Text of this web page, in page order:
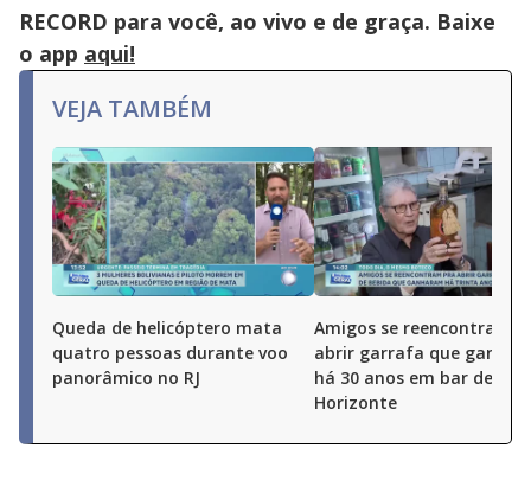
RECORD para você, ao vivo e de graça. Baixe
o app aqui!
VEJA TAMBÉM
Queda de helicóptero mata
quatro pessoas durante voo
panorâmico no RJ
Amigos se reencontram
abrir garrafa que
há 30 anos em bar de
Horizonte